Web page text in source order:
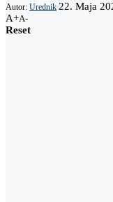
Autor: Urednik 22. Maja
A+A-
Reset